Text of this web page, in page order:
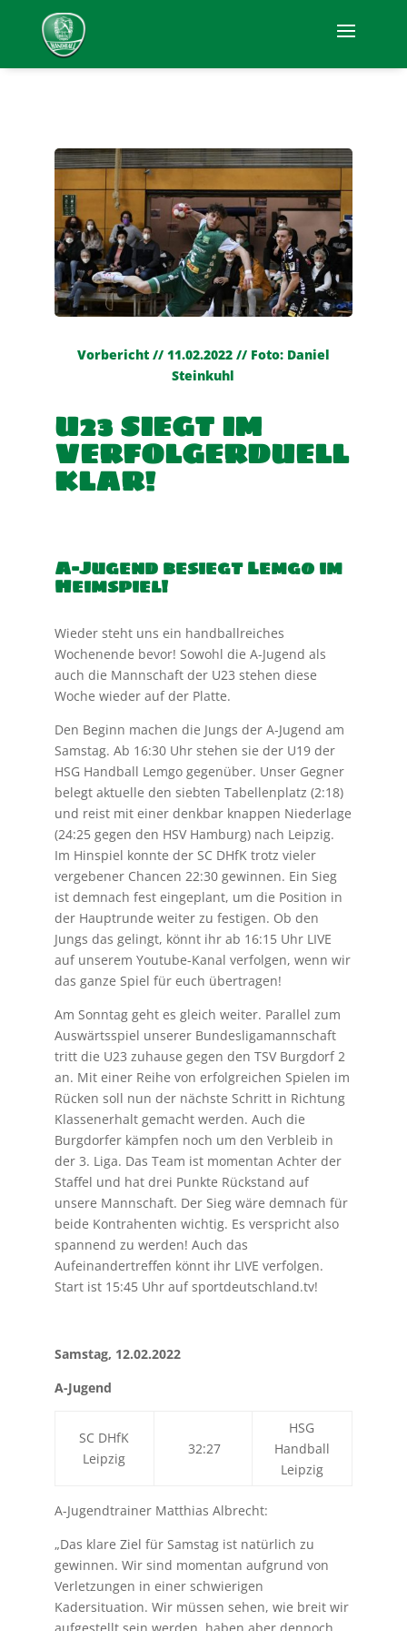
Vorbericht // 11.02.2022 // Foto: Daniel
Steinkuhl
U23 SIEGT IM
VERFOLGERDUELL
KLAR!
A-Jugend besiegt Lemgo im
Heimspiel!
Wieder steht uns ein handballreiches
Wochenende bevor! Sowohl die A-Jugend als
auch die Mannschaft der U23 stehen diese
Woche wieder auf der Platte.
Den Beginn machen die Jungs der A-Jugend am
Samstag. Ab 16:30 Uhr stehen sie der U19 der
HSG Handball Lemgo gegenüber. Unser Gegner
belegt aktuelle den siebten Tabellenplatz (2:18)
und reist mit einer denkbar knappen Niederlage
(24:25 gegen den HSV Hamburg) nach Leipzig.
Im Hinspiel konnte der SC DHfK trotz vieler
vergebener Chancen 22:30 gewinnen. Ein Sieg
ist demnach fest eingeplant, um die Position in
der Hauptrunde weiter zu festigen. Ob den
Jungs das gelingt, könnt ihr ab 16:15 Uhr LIVE
auf unserem Youtube-Kanal verfolgen, wenn wir
das ganze Spiel für euch übertragen!
Am Sonntag geht es gleich weiter. Parallel zum
Auswärtsspiel unserer Bundesligamannschaft
tritt die U23 zuhause gegen den TSV Burgdorf 2
an. Mit einer Reihe von erfolgreichen Spielen im
Rücken soll nun der nächste Schritt in Richtung
Klassenerhalt gemacht werden. Auch die
Burgdorfer kämpfen noch um den Verbleib in
der 3. Liga. Das Team ist momentan Achter der
Staffel und hat drei Punkte Rückstand auf
unsere Mannschaft. Der Sieg wäre demnach für
beide Kontrahenten wichtig. Es verspricht also
spannend zu werden! Auch das
Aufeinandertreffen könnt ihr LIVE verfolgen.
Start ist 15:45 Uhr auf sportdeutschland.tv!
Samstag, 12.02.2022
A-Jugend
SC DHfK
Leipzig
32:27
HSG
Handball
Leipzig
A-Jugendtrainer Matthias Albrecht:
„Das klare Ziel für Samstag ist natürlich zu
gewinnen. Wir sind momentan aufgrund von
Verletzungen in einer schwierigen
Kadersituation. Wir müssen sehen, wie breit wir